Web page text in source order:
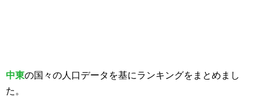
中東の国々の人口データを基にランキングをまとめまし
た。